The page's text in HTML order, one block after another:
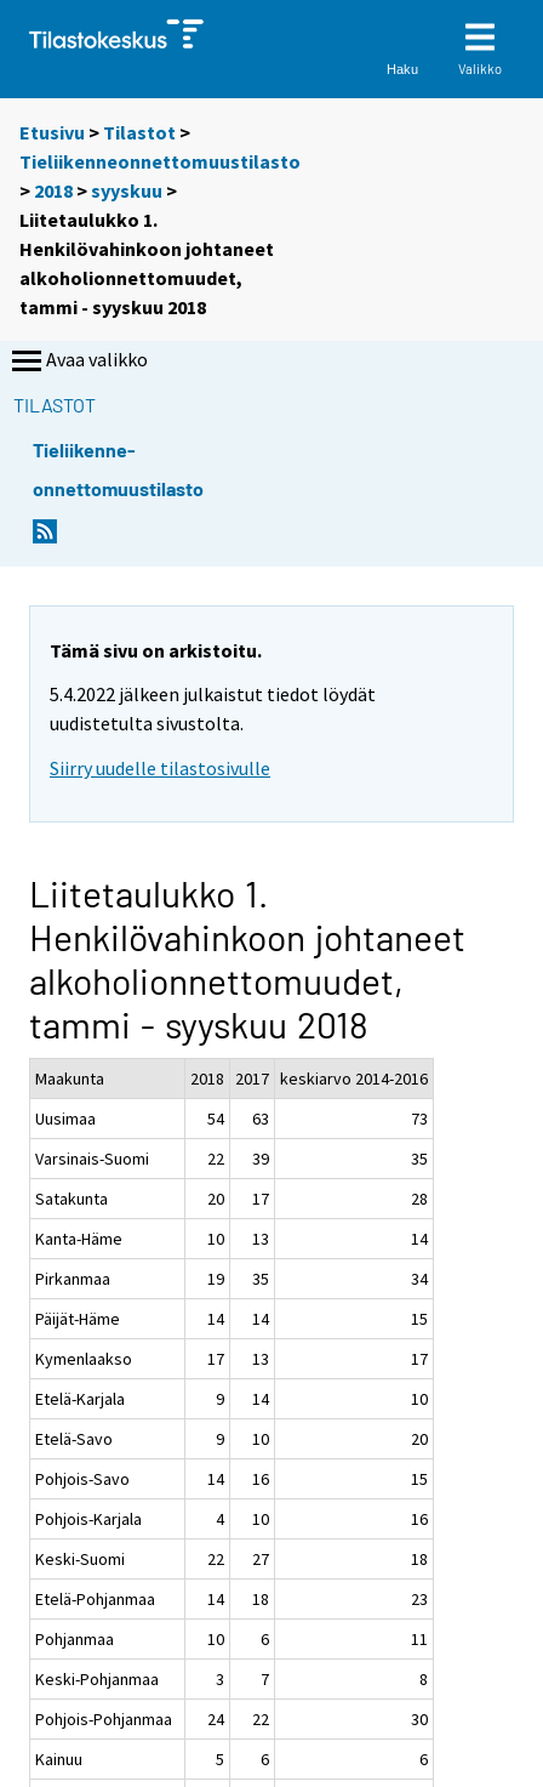
Haku Valikko
Etusivu > Tilastot >
Tieliikenneonnettomuustilasto
> 2018 >syyskuu >
Liitetaulukko 1.
Henkilövahinkoon johtaneet
alkoholionnettomuudet,
tammi - syyskuu 2018
Avaa valikko
TILASTOT
Tieliikenne-
onnettomuustilasto
Tämä sivu on arkistoitu.
5.4.2022 jälkeen julkaistut tiedot löydät
uudistetulta sivustolta.
Siirry uudelle tilastosivulle
Liitetaulukko 1.
Henkilövahinkoon johtaneet
alkoholionnettomuudet,
tammi - syyskuu 2018
Maakunta 2018 2017 keskiarvo 2014-2016
Uusimaa
54 63
73
Varsinais-Suomi
22 39
35
Satakunta
20 17
28
Kanta-Häme
10 13
14
Pirkanmaa
19 35
34
Päijät-Häme
14 14
15
Kymenlaakso
17 13
17
Etelä-Karjala
9 14
10
Etelä-Savo
9 10
20
Pohjois-Savo
14 16
15
Pohjois-Karjala
4 10
16
Keski-Suomi
22 27
18
Etelä-Pohjanmaa
14 18
23
Pohjanmaa
10 6
11
Keski-Pohjanmaa
3 7
8
Pohjois-Pohjanmaa
24 22
30
Kainuu
5 6
6